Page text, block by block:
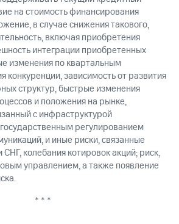
на стоимость финансирования
в случае снижения такового,
включая приобретения
интеграции приобретенных
изменения по квартальным
конкуренции, зависимость от развития
структур, быстрые изменения
и положения на рынке,
с инфраструктурой
регулированием
и иные риски, связанные
СНГ, колебания котировок акций; риск,
управлением, а также появление
* * *